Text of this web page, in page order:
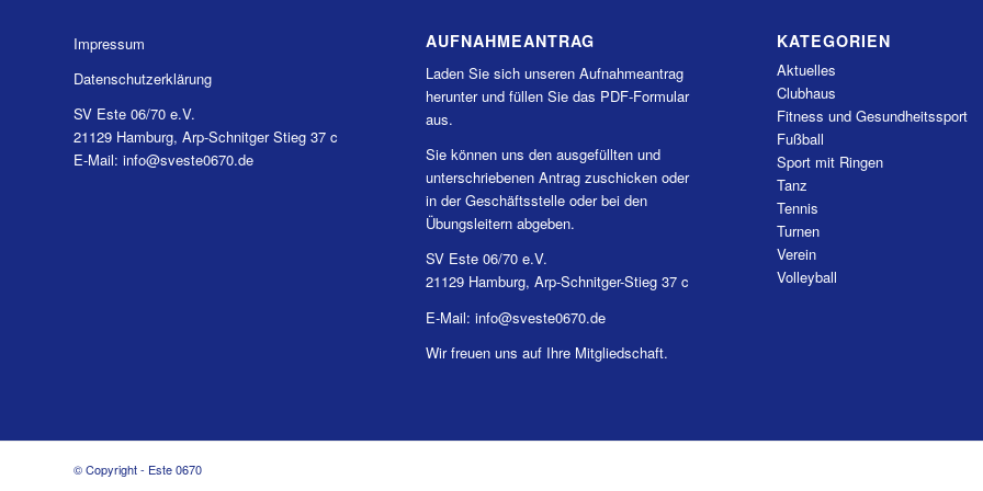
Impressum
Datenschutzerklärung
SV Este 06/70 e.V.
21129 Hamburg, Arp-Schnitger Stieg 37 c
E-Mail: info@sveste0670.de
AUFNAHMEANTRAG
Laden Sie sich unseren Aufnahmeantrag
herunter und füllen Sie das PDF-Formular
aus.
Sie können uns den ausgefüllten und
unterschriebenen Antrag zuschicken oder
in der Geschäftsstelle oder bei den
Übungsleitern abgeben.
SV Este 06/70 e.V.
21129 Hamburg, Arp-Schnitger-Stieg 37 c
E-Mail: info@sveste0670.de
Wir freuen uns auf Ihre Mitgliedschaft.
KATEGORIEN
Aktuelles
Clubhaus
Fitness und Gesundheitssport
Fußball
Sport mit Ringen
Tanz
Tennis
Turnen
Verein
Volleyball
© Copyright - Este 0670